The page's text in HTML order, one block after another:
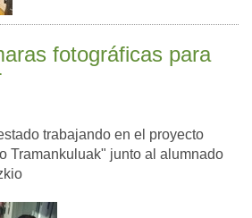
fotográficas para
trabajando en el proyecto
Tramankuluak" junto al alumnado